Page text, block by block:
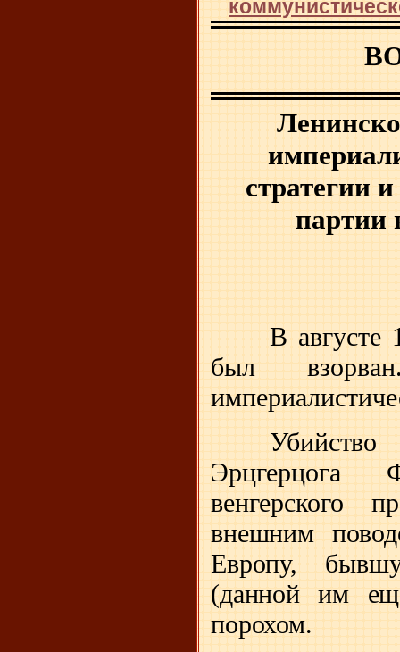
стратегии и
партии
В августе
был
Эрцгерцога
венгерского
внешним
Европу,
(данной им
порохом.